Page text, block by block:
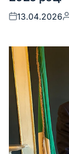
13.04.2026